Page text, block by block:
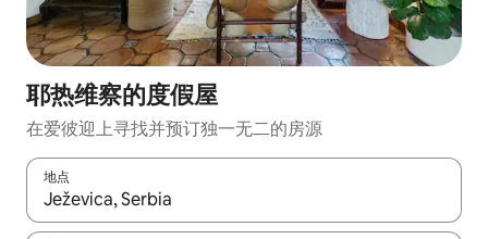
耶热维察的度假屋
在爱彼迎上寻找并预订独一无二的房源
地点
如有搜索结果，请使用上下方向键查看，或通过点击或滑动手势